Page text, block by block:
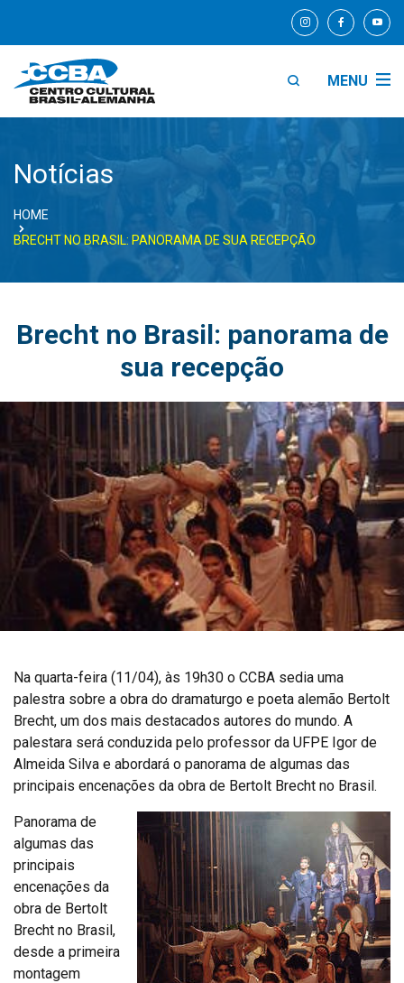
MENU
Notícias
HOME
BRECHT NO BRASIL: PANORAMA DE SUA RECEPÇÃO
Brecht no Brasil: panorama de
sua recepção
Na quarta-feira (11/04), às 19h30 o CCBA sedia uma
palestra sobre a obra do dramaturgo e poeta alemão Bertolt
Brecht, um dos mais destacados autores do mundo. A
palestara será conduzida pelo professor da UFPE Igor de
Almeida Silva e abordará o panorama de algumas das
principais encenações da obra de Bertolt Brecht no Brasil.
Panorama de
algumas das
principais
encenações da
obra de Bertolt
Brecht no Brasil,
desde a primeira
montagem